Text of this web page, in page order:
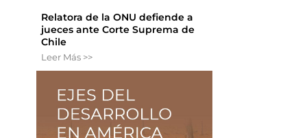
Relatora de la ONU defiende a
jueces ante Corte Suprema de
Chile
Leer Más >>